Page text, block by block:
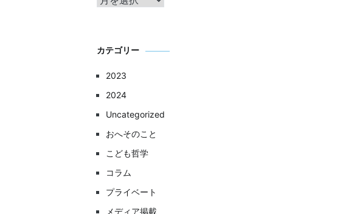
カテゴリー
2023
2024
Uncategorized
おへそのこと
こども哲学
コラム
プライベート
メディア掲載